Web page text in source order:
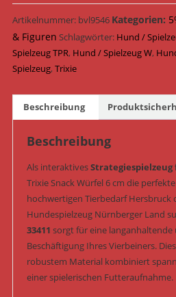
Artikelnummer: bvl9546 Kategorien:
& Figuren Schlagwörter: Hund /
Spielzeug TPR, Hund / Spielzeug W,
Spielzeug,Trixie
Beschreibung
Beschreibung
Als interaktivesStrategiespielzeug
Trixie Snack Würfel 6 cm die
hochwertigen Tierbedarf Hersbruck
Hundespielzeug Nürnberger Land
33411 sorgt für eine
Beschäftigung Ihres Vierbeiners.
robustem Material kombiniert
einer spielerischen Futteraufnahme.